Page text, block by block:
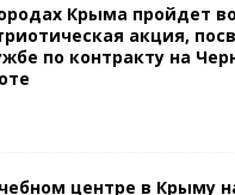
Крыма пройдет
акция,
по контракту на
центре в Крыму